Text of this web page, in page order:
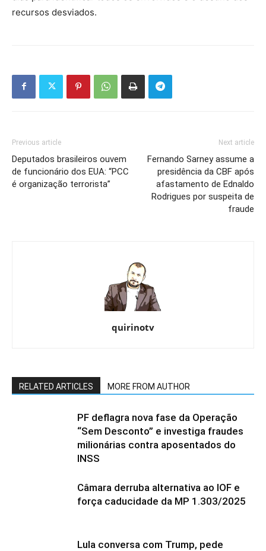
recursos desviados.
Previous article
Deputados brasileiros ouvem
de funcionário dos EUA: “PCC
é organização terrorista”
Next article
Fernando Sarney assume a
presidência da CBF após
afastamento de Ednaldo
Rodrigues por suspeita de
fraude
quirinotv
RELATED ARTICLES MORE FROM AUTHOR
PF deflagra nova fase da Operação
“Sem Desconto” e investiga fraudes
milionárias contra aposentados do
INSS
Câmara derruba alternativa ao IOF e
força caducidade da MP 1.303/2025
Lula conversa com Trump, pede